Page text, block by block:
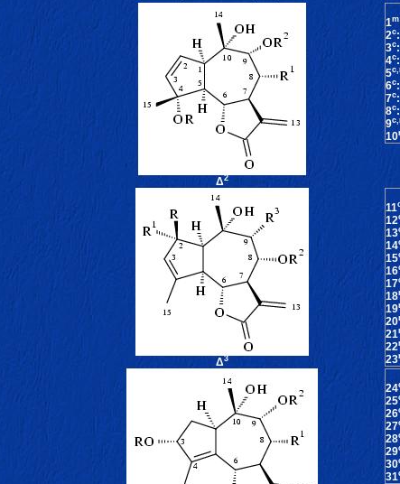
Δ2
1m
2c:
3c:
4c:
5
6c:
7c:
8c:
9
10
Δ3
11
12
13
14
15
16
17
18
19
20
21
22
23
24
25
26
27
28
29
30
31